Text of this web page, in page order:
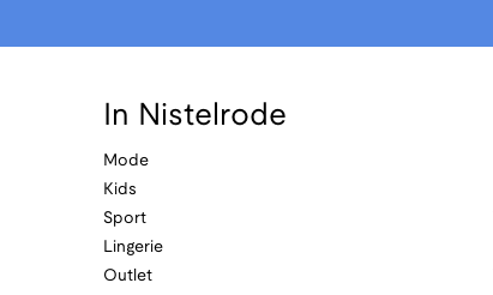
In Nistelrode
Mode
Kids
Sport
Lingerie
Outlet